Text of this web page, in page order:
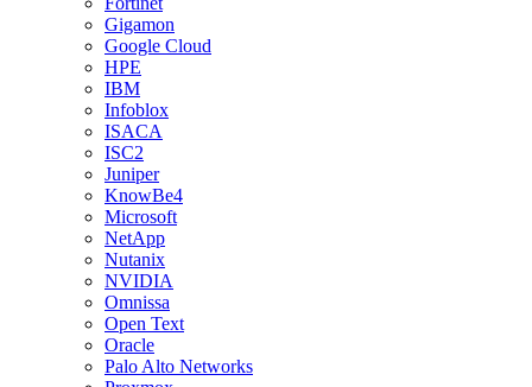
Gigamon
Google Cloud
HPE
IBM
Infoblox
ISACA
ISC2
Juniper
KnowBe4
Microsoft
NetApp
Nutanix
NVIDIA
Omnissa
Open Text
Oracle
Palo Alto Networks